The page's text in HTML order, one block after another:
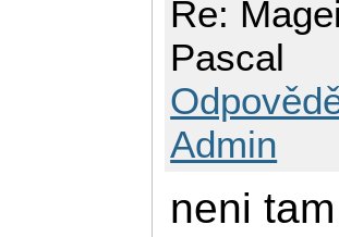
Re:
Pascal
Admin
neni